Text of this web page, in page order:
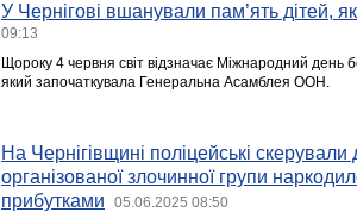
У Чернігові вшанували пам’ять дітей,
09:13
Щороку 4 червня світ відзначає Міжнародний день
який започаткувала Генеральна Асамблея ООН.
На Чернігівщині поліцейські
організованої злочинної групи
прибутками
05.06.2025 08:50